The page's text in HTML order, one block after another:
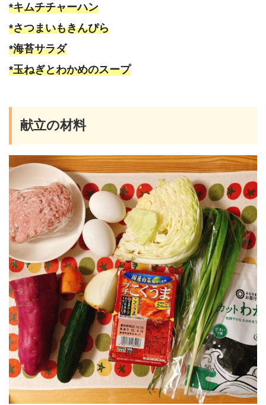
*キムチチャーハン
*さつまいもきんぴら
*海苔サラダ
*玉ねぎとわかめのスープ
献立の材料